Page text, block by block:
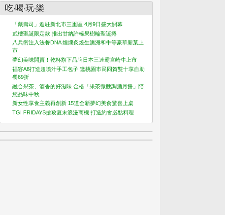
吃‧喝‧玩‧樂
「藏壽司」進駐新北市三重區 4月9日盛大開幕
貳樓聖誕限定款 推出甘納許榛果樹輪聖誕捲
八兵衛注入法餐DNA 煙燻炙燒生澳洲和牛等豪華新菜上
市
夢幻美味開賣！乾杯旗下品牌日本三連霸宮崎牛上市
福容A8打造超噴汁手工包子 邀桃園市民同賀雙十享自助
餐69折
融合果茶、酒香的好滋味 金格「果茶微醺調酒月餅」陪
您品味中秋
新女性享食主義再創新 15道全新夢幻美食驚喜上桌
TGI FRIDAYS搶攻夏末浪漫商機 打造約會必點料理